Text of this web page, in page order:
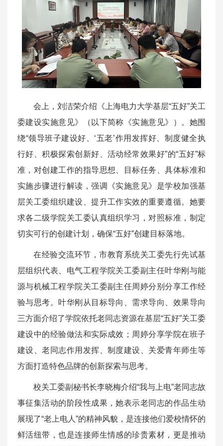
会上，刘洁荣介绍《上海电力大学基层“五好”关工
委建设实施意见》（以下简称《实施意见》）。她围
绕“领导班子建设好、‘五老’作用发挥好、制度健全执
行好、积极探索创新好、活动经常效果好”的“五好”标
准，对创建工作的指导思想、目标任务、具体标准和
实施步骤进行解读，强调《实施意见》是学校加强基
层关工委组织建设、提升工作实效的重要遵循。她要
求各二级学院关工委认真组织学习，对照标准，制定
切实可行的创建计划，确保“五好”创建目标落地。
在经验交流环节，市教育系统关工委先行先试基
层组织代表、电气工程学院关工委副主任叶华刚与能
源与机械工程学院关工委副主任周婷分别分享工作经
验与思考。叶华刚从目标导向、需求导向、效果导向
三方面介绍了学院依托老同志资源在基层“五好”关工委
建设中的经验做法和实际成效；周婷分享学院在班子
建设、老同志作用发挥、制度建设、关爱青年师生等
方面打造特色品牌的创新探索与思考。
校关工委副秘书长李晓梅介绍“我与上电”老同志故
事征集活动的阶段性成果，她表示老同志的作品生动
展现了“老上电人”的精神风貌，是连接他们爱校情怀的
鲜活纽带，也是连接师生情感的珍贵素材，更是推动